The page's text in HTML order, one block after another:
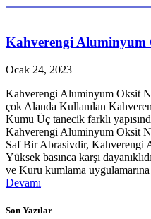
Kahverengi Aluminyum
Ocak 24, 2023
Kahverengi Aluminyum Oksit
çok Alanda Kullanılan
Kumu Üç tanecik farklı
Kahverengi Aluminyum Oksit
Saf Bir Abrasivdir, Kahverengi
Yüksek basınca karşı
ve Kuru kumlama
Devamı
Son Yazılar